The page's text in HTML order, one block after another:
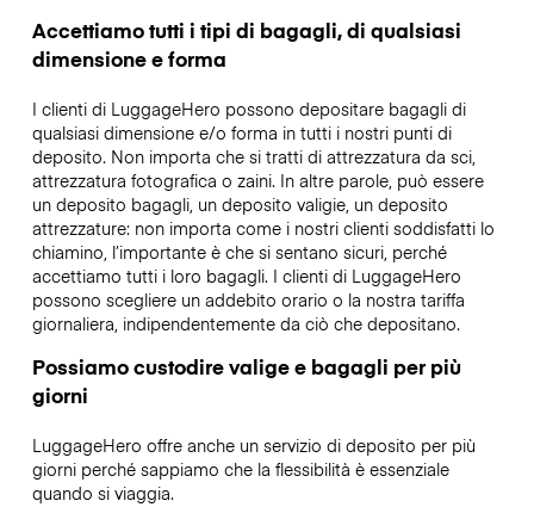
Accettiamo tutti i tipi di bagagli, di qualsiasi
dimensione e forma
I clienti di LuggageHero possono depositare bagagli di
qualsiasi dimensione e/o forma in tutti i nostri punti di
deposito. Non importa che si tratti di attrezzatura da sci,
attrezzatura fotografica o zaini. In altre parole, può essere
un deposito bagagli, un deposito valigie, un deposito
attrezzature: non importa come i nostri clienti soddisfatti lo
chiamino, l’importante è che si sentano sicuri, perché
accettiamo tutti i loro bagagli. I clienti di LuggageHero
possono scegliere un addebito orario o la nostra tariffa
giornaliera, indipendentemente da ciò che depositano.
Possiamo custodire valige e bagagli per più
giorni
LuggageHero offre anche un servizio di deposito per più
giorni perché sappiamo che la flessibilità è essenziale
quando si viaggia.